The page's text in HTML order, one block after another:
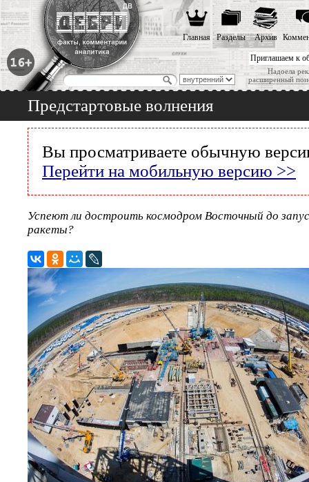
Приглашаем к
Надоела
расширенный
Главная Разделы Архив
Предстартовые волнения
Вы просматриваете обычную
Перейти на мобильную версию >>
Успеют ли достроить космодром Восточный до
ракеты?